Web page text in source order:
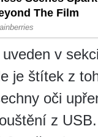
v
je štítek z
oči
z